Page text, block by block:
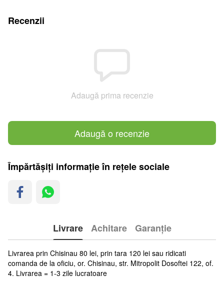
Recenzii
Adaugă prima recenzie
Adaugă o recenzie
Împărtășiți informație în rețele sociale
Livrare Achitare Garanție
Livrarea prin Chisinau 80 lei, prin tara 120 lei sau ridicati
comanda de la oficiu, or. Chisinau, str. Mitropolit Dosoftei 122, of.
4. Livrarea = 1-3 zile lucratoare